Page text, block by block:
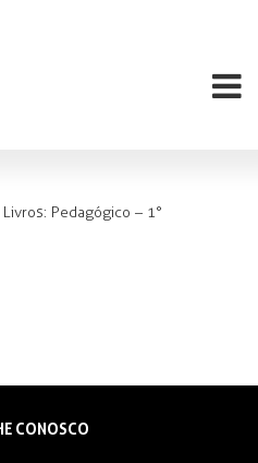
Pedagógico – 1°
CONOSCO